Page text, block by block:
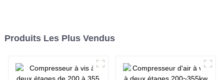
Produits Les Plus Vendus